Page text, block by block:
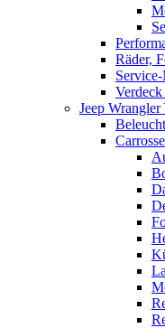
Räder,
Jeep